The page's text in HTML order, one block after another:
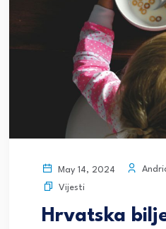
May 14, 2024
Vijesti
Hrvatska